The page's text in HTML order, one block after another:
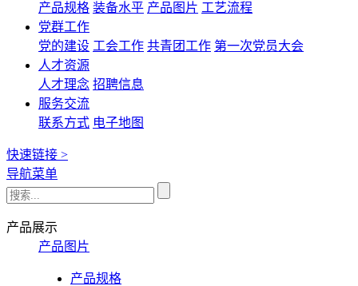
产品规格 装备水平 产品图片 工艺流程
党群工作
党的建设 工会工作 共青团工作 第一次党员大会
人才资源
人才理念 招聘信息
服务交流
联系方式 电子地图
快速链接 >
导航菜单
产品展示
产品图片
产品规格